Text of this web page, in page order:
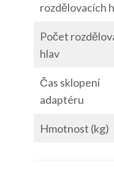
rozdělovacích
Počet
hlav
Čas sklopení
adaptéru
Hmotnost (kg)